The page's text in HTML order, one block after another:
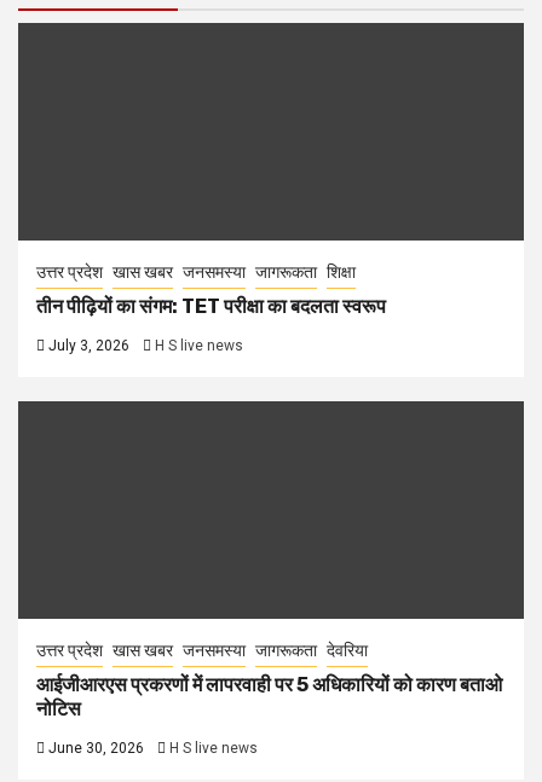
उत्तर प्रदेश खास खबर जनसमस्या जागरूकता शिक्षा
तीन पीढ़ियों का संगम: TET परीक्षा का बदलता स्वरूप
July 3, 2026 H S live news
उत्तर प्रदेश खास खबर जनसमस्या जागरूकता देवरिया
आईजीआरएस प्रकरणों में लापरवाही पर 5 अधिकारियों को कारण बताओ
नोटिस
June 30, 2026 H S live news